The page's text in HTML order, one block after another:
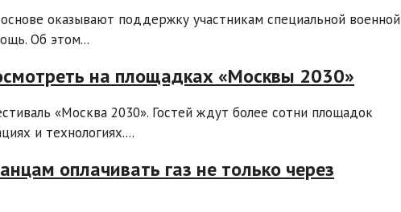
оказывают поддержку участникам специальной военной
Об этом...
на площадках «Москвы 2030»
«Москва 2030». Гостей ждут более сотни площадок
и технологиях....
оплачивать газ не только через